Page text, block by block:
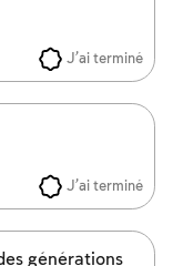
J'ai terminé
J'ai terminé
générations